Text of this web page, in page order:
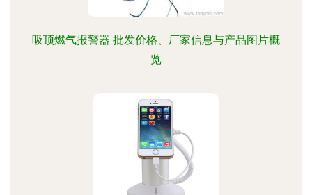
吸顶燃气报警器 批发价格、厂家信息与产品图片概
览